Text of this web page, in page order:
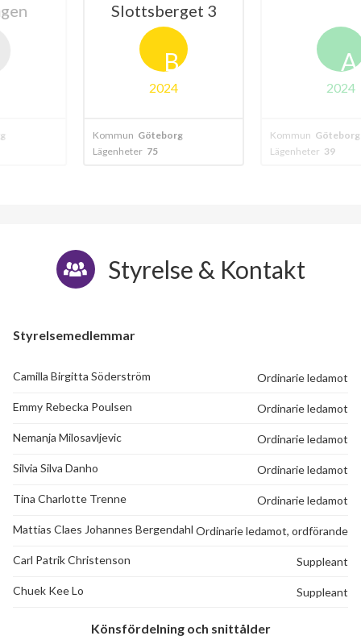
3
A
2024
Kommun Göteborg
Lägenheter
Kommun
Lägenheter
Styrelse & Kontakt
Styrelsemedlemmar
Camilla Birgitta Söderström Ordinarie ledamot
Emmy Rebecka Poulsen Ordinarie ledamot
Nemanja Milosavljevic Ordinarie ledamot
Silvia Silva Danho Ordinarie ledamot
Tina Charlotte Trenne Ordinarie ledamot
Mattias Claes Johannes Bergendahl Ordinarie ledamot, ordförande
Carl Patrik Christenson Suppleant
Chuek Kee Lo Suppleant
Könsfördelning och snittålder